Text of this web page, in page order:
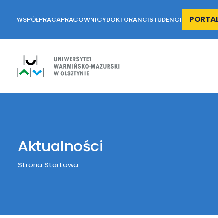
WSPÓŁPRACAPRACOWNICYDOKTORANCISTUDENCI
Aktualności
Breadcrumb
Strona Startowa